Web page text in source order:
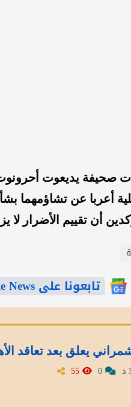
صحيفة يديعوت
أعربا عن تشاؤمهما
أن تقييم الأضرار لا
تابعونا على Google News
يعلق بعد تعاقد